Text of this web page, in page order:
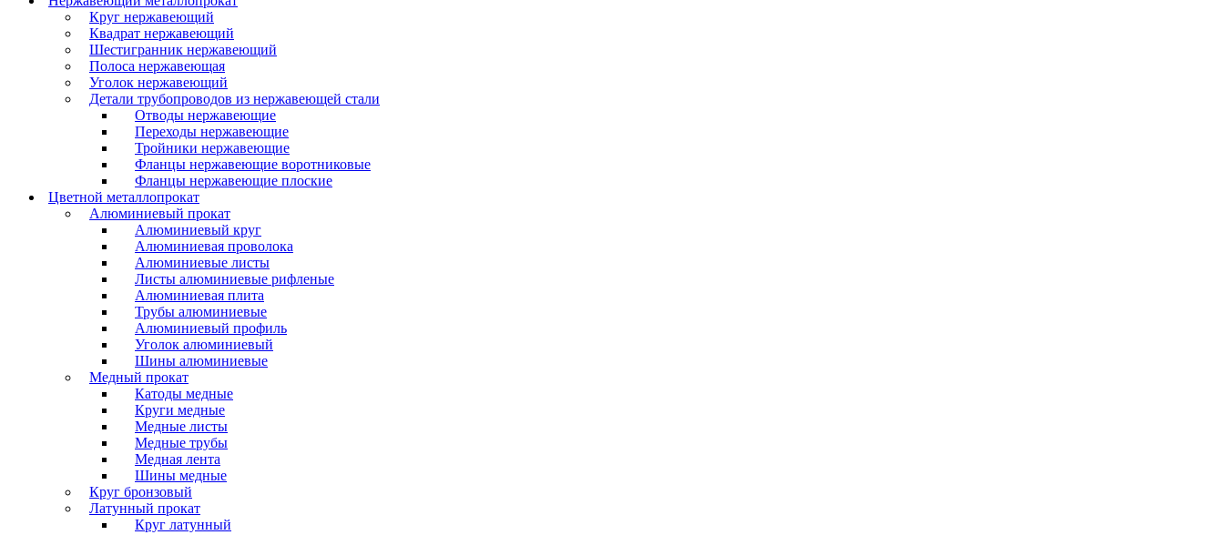
Круг нержавеющий
Квадрат нержавеющий
Шестигранник нержавеющий
Полоса нержавеющая
Уголок нержавеющий
Детали трубопроводов из нержавеющей стали
Отводы нержавеющие
Переходы нержавеющие
Тройники нержавеющие
Фланцы нержавеющие воротниковые
Фланцы нержавеющие плоские
Цветной металлопрокат
Алюминиевый прокат
Алюминиевый круг
Алюминиевая проволока
Алюминиевые листы
Листы алюминиевые рифленые
Алюминиевая плита
Трубы алюминиевые
Алюминиевый профиль
Уголок алюминиевый
Шины алюминиевые
Медный прокат
Катоды медные
Круги медные
Медные листы
Медные трубы
Медная лента
Шины медные
Круг бронзовый
Латунный прокат
Круг латунный